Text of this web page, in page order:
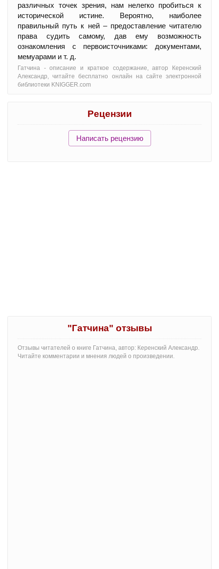
различных точек зрения, нам нелегко пробиться к
исторической истине. Вероятно, наиболее
правильный путь к ней – предоставление читателю
права судить самому, дав ему возможность
ознакомления с первоисточниками: документами,
мемуарами и т. д.
Гатчина - oписание и краткое содержание, автор Керенский
Александр, читайте бесплатно онлайн на сайте электронной
библиотеки KNIGGER.com
Рецензии
Написать рецензию
"Гатчина" отзывы
Отзывы читателей о книге Гатчина, автор: Керенский Александр.
Читайте комментарии и мнения людей о произведении.